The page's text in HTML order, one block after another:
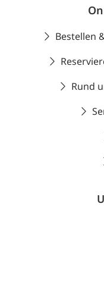
Bestellen
Rund